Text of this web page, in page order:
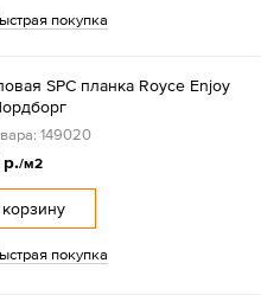
покупка
SPC планка Royce Enjoy
149020
/м2
покупка